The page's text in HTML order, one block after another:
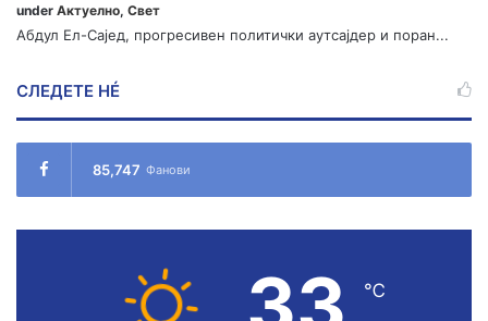
under Актуелно, Свет
Абдул Ел-Сајед, прогресивен политички аутсајдер и поран...
СЛЕДЕТЕ НÉ
85,747 Фанови
℃